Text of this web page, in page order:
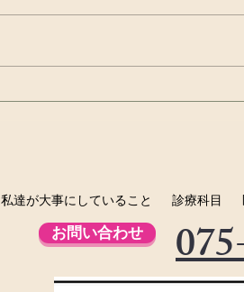
私達が大事にしていること 診療科目
お問い合わせ